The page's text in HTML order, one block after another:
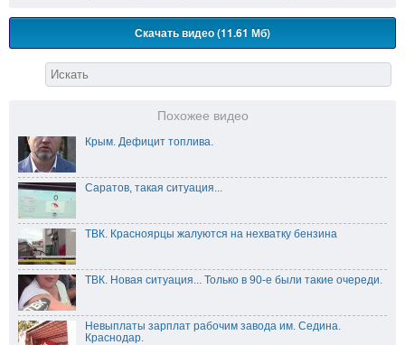
Скачать видео (11.61 Мб)
Похожее видео
Крым. Дефицит топлива.
Саратов, такая ситуация...
ТВК. Красноярцы жалуются на нехватку бензина
ТВК. Новая ситуация... Только в 90-е были такие очереди.
Невыплаты зарплат рабочим завода им. Седина.
Краснодар.